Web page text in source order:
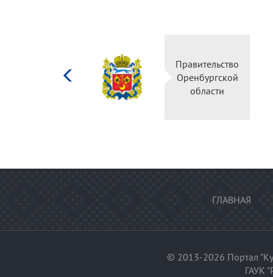
Министерство
культуры
Российской
федерации
ГЛАВНАЯ
© 2013-2026 Портал
ГАУК